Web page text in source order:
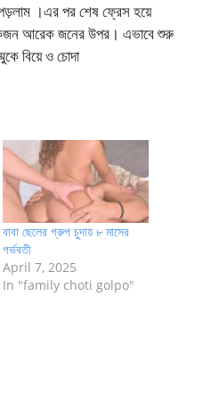
পড়লাম ।এর পর শেষ ফ্রেস হয়ে
আরেক জনের উপর। এভাবে শুরু
বিয়ে ও চোদা
বাবা ছেলের গ্রুপ চুদায় ৮ মাসের
গর্ভবতী
April 7, 2025
In "family choti golpo"